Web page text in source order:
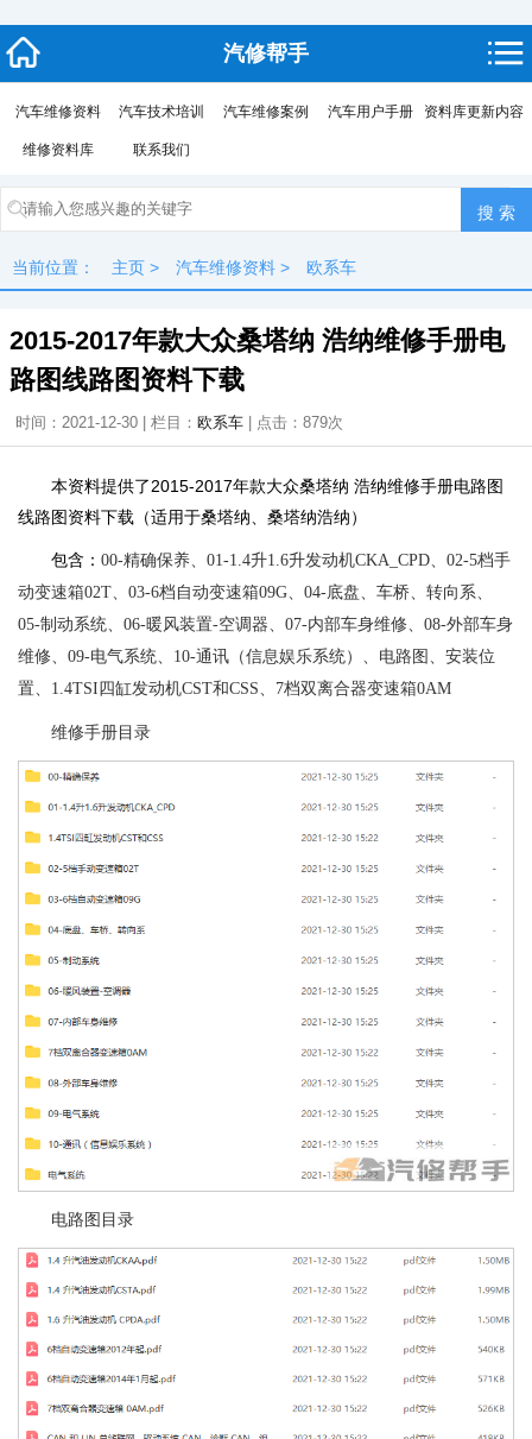
汽修帮手
汽车维修资料 汽车技术培训 汽车维修案例 汽车用户手册 资料库更新内容
维修资料库 联系我们
当前位置： 主页 > 汽车维修资料 > 欧系车
2015-2017年款大众桑塔纳 浩纳维修手册电
路图线路图资料下载
时间：2021-12-30 | 栏目： 欧系车 | 点击： 879次
本资料提供了2015-2017年款大众桑塔纳 浩纳维修手册电路图
线路图资料下载（适用于桑塔纳、桑塔纳浩纳）
包含： 00-精确保养、01-1.4升1.6升发动机CKA_CPD、02-5档手
动变速箱02T、03-6档自动变速箱09G、04-底盘、车桥、转向系、
05-制动系统、06-暖风装置-空调器、07-内部车身维修、08-外部车身
维修、09-电气系统、10-通讯（信息娱乐系统）、电路图、安装位
置、1.4TSI四缸发动机CST和CSS、7档双离合器变速箱0AM
维修手册目录
电路图目录